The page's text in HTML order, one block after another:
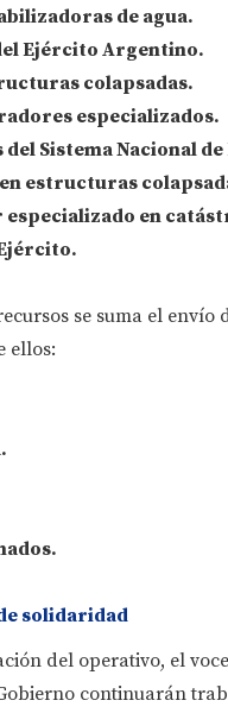
de agua.
Ejército Argentino.
colapsadas.
especializados.
Sistema Nacional de
estructuras
en
.
se suma el
ellos:
.
.
solidaridad
del operativo, el
continuarán